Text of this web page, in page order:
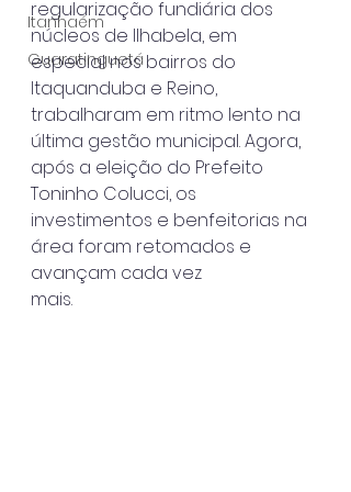
Itanhaém
Guaratinguetá
regularização fundiária dos
núcleos de Ilhabela, em
especial nos bairros do
Itaquanduba e Reino,
trabalharam em ritmo lento na
última gestão municipal. Agora,
após a eleição do Prefeito
Toninho Colucci, os
investimentos e benfeitorias na
área foram retomados e
avançam cada vez
mais.